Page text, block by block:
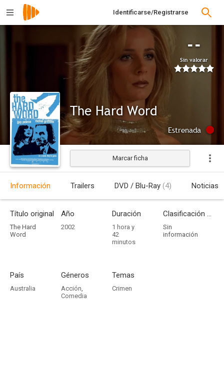
Identificarse/Registrarse
--
Sin valorar
The Hard Word
Estrenada
Marcar ficha
Información Trailers DVD / Blu-Ray (4) Noticias
Título original
The Hard
Word
Año
2002
Duración
1 hora y
42
minutos
Clasificación por edades
Sin
información
País
Australia
Géneros
Acción,
Comedia
Temas
Crimen